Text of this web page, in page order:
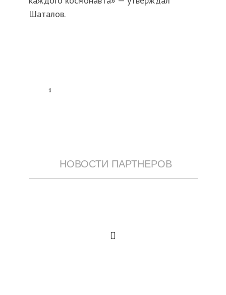
Шаталов.
1
НОВОСТИ ПАРТНЕРОВ